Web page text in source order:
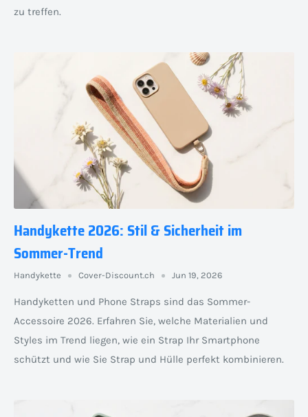
zu treffen.
Handykette 2026: Stil & Sicherheit im
Sommer-Trend
Handykette Cover-Discount.ch Jun 19, 2026
Handyketten und Phone Straps sind das Sommer-
Accessoire 2026. Erfahren Sie, welche Materialien und
Styles im Trend liegen, wie ein Strap Ihr Smartphone
schützt und wie Sie Strap und Hülle perfekt kombinieren.